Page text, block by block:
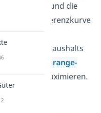
bilden und die
Indifferenzkurve
des Haushalts
mit dem
Lagrange-
der Nutzen maximieren.
werden
und